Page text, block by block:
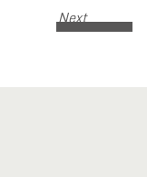
Next